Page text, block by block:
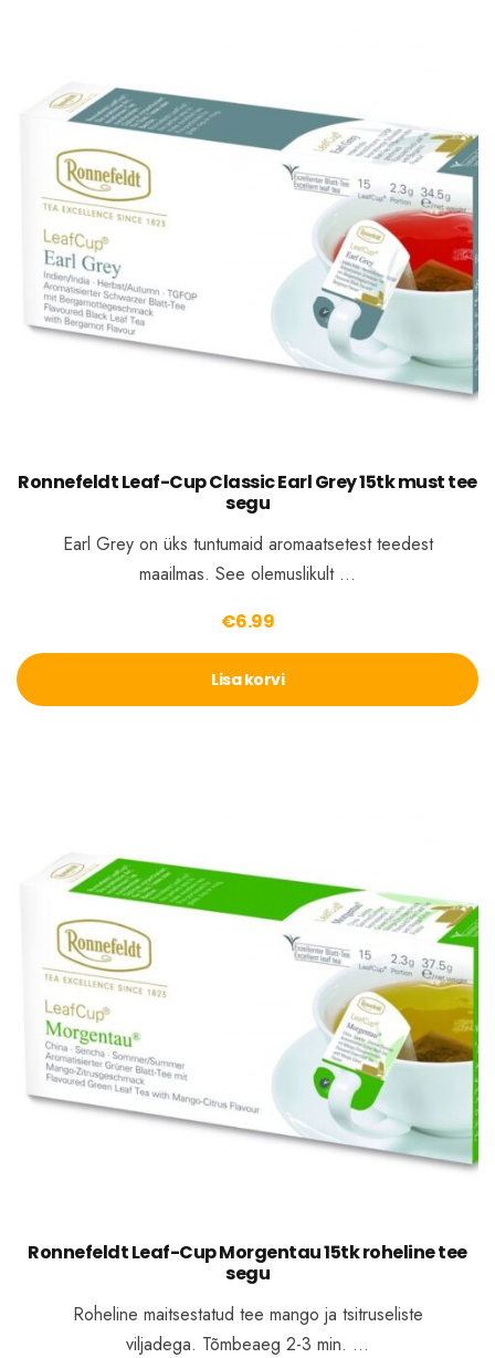
Ronnefeldt Leaf-Cup Classic Earl Grey 15tk must tee
segu
Earl Grey on üks tuntumaid aromaatsetest teedest
maailmas. See olemuslikult …
€6.99
Lisa korvi
Ronnefeldt Leaf-Cup Morgentau 15tk roheline tee
segu
Roheline maitsestatud tee mango ja tsitruseliste
viljadega. Tõmbeaeg 2-3 min. …